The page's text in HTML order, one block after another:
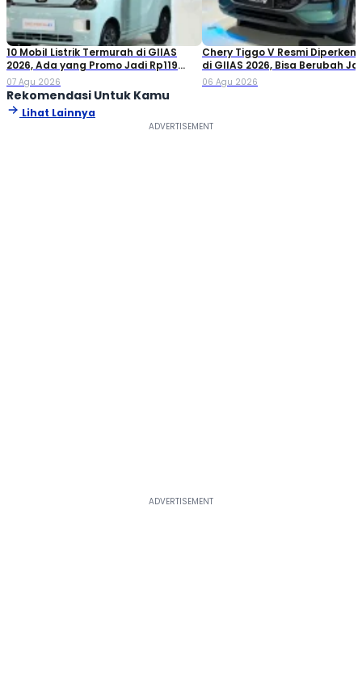
10 Mobil Listrik Termurah di GIIAS
2026, Ada yang Promo Jadi Rp119
Jutaan!
07 Agu 2026
Chery Tiggo V Resmi
di GIIAS 2026, Bisa Berubah
Double Cabin
06 Agu 2026
Rekomendasi Untuk Kamu
Lihat Lainnya